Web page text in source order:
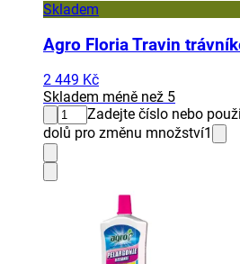
Skladem
Agro Floria Travin
2 449 Kč
Skladem méně než 5
Zadejte číslo nebo
dolů pro změnu množství1